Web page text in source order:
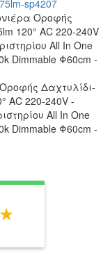
Δαχτυλίδι-
AC 220-240V -
All In One
Dimmable Φ60cm -